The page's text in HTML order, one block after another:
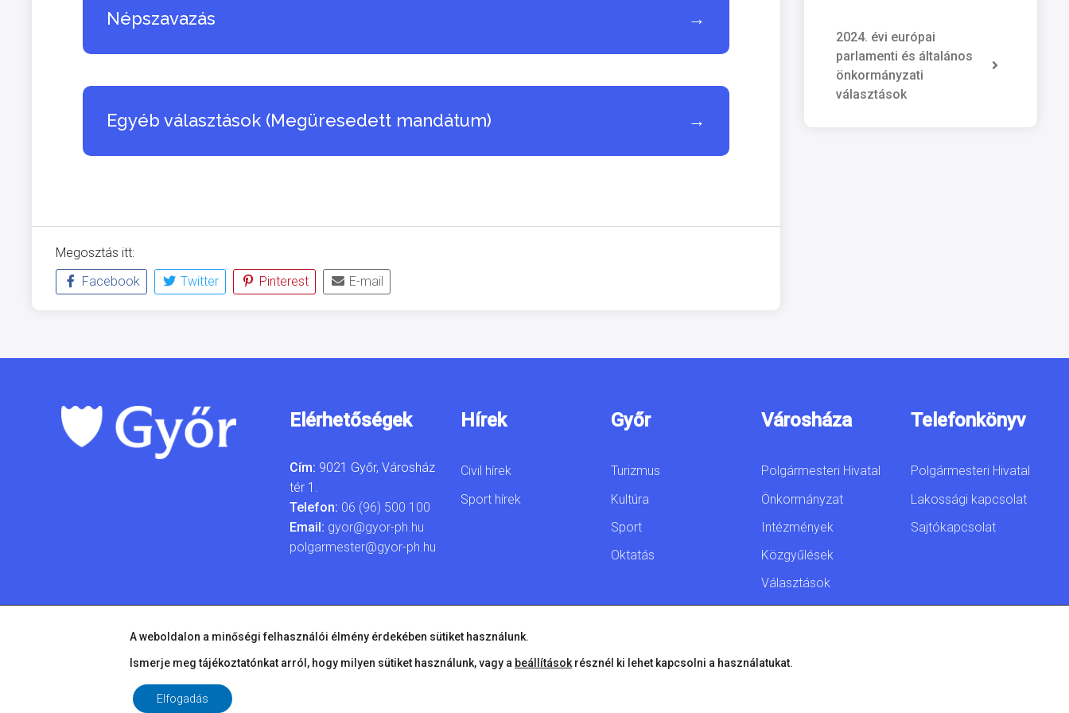
Népszavazás →
Egyéb választások (Megüresedett mandátum) →
Megosztás itt:
Facebook
Twitter Pinterest E-mail
2024. évi európai
parlamenti és általános
önkormányzati
választások
Elérhetőségek
Cím: 9021 Győr, Városház
tér 1.
Telefon: 06 (96) 500 100
Email: gyor@gyor-ph.hu
polgarmester@gyor-ph.hu
Hírek
Civil hírek
Sport hírek
Győr
Turizmus
Kultúra
Sport
Oktatás
Városháza
Polgármesteri Hivatal
Önkormányzat
Intézmények
Közgyűlések
Választások
Telefonkönyv
Polgármesteri Hivatal
Lakossági kapcsolat
Sajtókapcsolat
A weboldalon a minőségi felhasználói élmény érdekében sütiket használunk.
Ismerje meg tájékoztatónkat arról, hogy milyen sütiket használunk, vagy a beállítások résznél ki lehet kapcsolni a használatukat.
Elfogadás